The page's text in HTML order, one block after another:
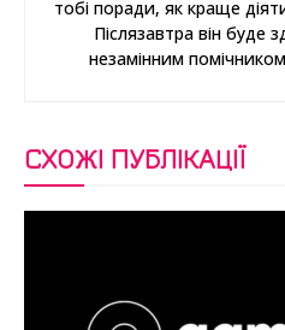
тобі поради, як краще
Післязавтра він буде
незамінним
СХОЖІ ПУБЛІКАЦІЇ